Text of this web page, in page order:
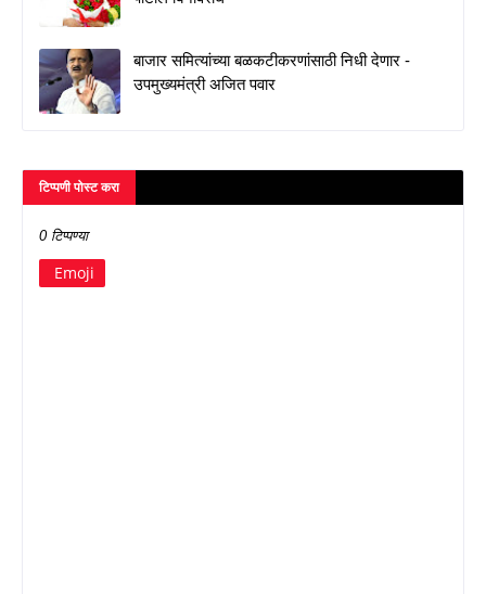
बाजार समित्यांच्या बळकटीकरणांसाठी निधी देणार -
उपमुख्यमंत्री अजित पवार
टिप्पणी पोस्ट करा
0 टिप्पण्या
Emoji